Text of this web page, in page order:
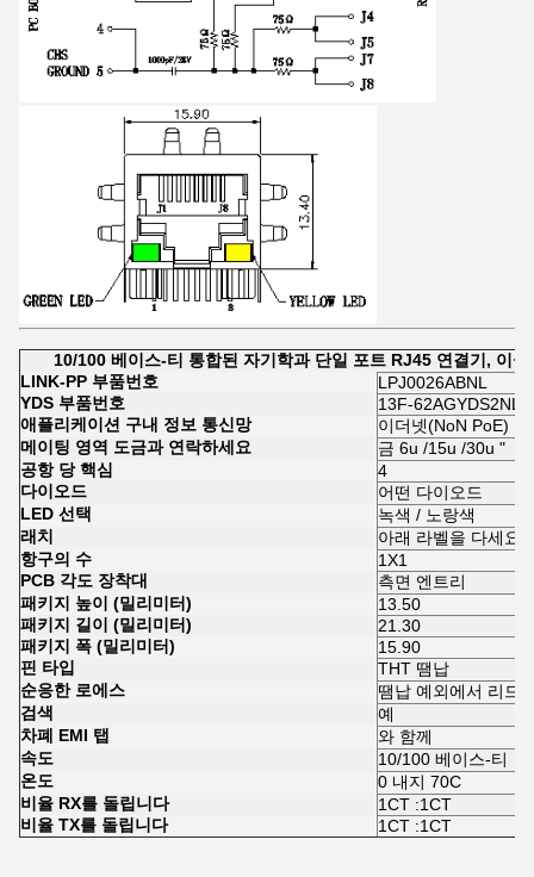
10/100 베이스-티 통합된 자기학과 단일 포트 RJ45 연결기, 이
LINK-PP 부품번호
LPJ0026ABNL
YDS 부품번호
13F-62AGYDS2NL
애플리케이션 구내 정보 통신망
이더넷(NoN PoE)
메이팅 영역 도금과 연락하세요
금 6u /15u /30u "
공항 당 핵심
4
다이오드
어떤 다이오드
LED 선택
녹색 / 노랑색
래치
아래 라벨을 다세요
항구의 수
1X1
PCB 각도 장착대
측면 엔트리
패키지 높이 (밀리미터)
13.50
패키지 길이 (밀리미터)
21.30
패키지 폭 (밀리미터)
15.90
핀 타입
THT 땜납
순응한 로에스
땜납 예외에서 리드
검색
예
차폐 EMI 탭
와 함께
속도
10/100 베이스-티
온도
0 내지 70C
비율 RX를 돌립니다
1CT :1CT
비율 TX를 돌립니다
1CT :1CT